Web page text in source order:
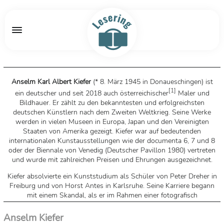
Anselm Karl Albert Kiefer(* 8. März 1945 in Donaueschingen) ist
ein deutscher und seit 2018 auch österreichischer[1] Maler und
Bildhauer. Er zählt zu den bekanntesten und erfolgreichsten
deutschen Künstlern nach dem Zweiten Weltkrieg. Seine Werke
werden in vielen Museen in Europa, Japan und den Vereinigten
Staaten von Amerika gezeigt. Kiefer war auf bedeutenden
internationalen Kunstausstellungen wie der documenta 6, 7 und 8
oder der Biennale von Venedig (Deutscher Pavillon 1980) vertreten
und wurde mit zahlreichen Preisen und Ehrungen ausgezeichnet.
Kiefer absolvierte ein Kunststudium als Schüler von Peter Dreher in
Freiburg und von Horst Antes in Karlsruhe. Seine Karriere begann
mit einem Skandal, als er im Rahmen einer fotografisch
dokumentierten Performance an verschiedenen Stätten Europas den
Hitlergruß ausführte. Seine weitere Arbeit war stark geprägt von
Anselm Kiefer